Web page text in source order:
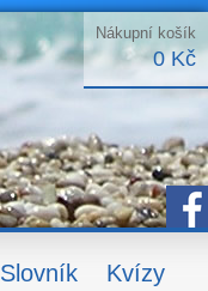
Nákupní košík
0 Kč
Slovník
Kvízy